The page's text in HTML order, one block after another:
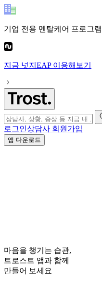
기업 전용 멘탈케어 프로그램
지금 넛지EAP이용해보기
로그인상담사 회원가입
앱 다운로드
마음을 챙기는 습관,
트로스트 앱과 함께
만들어 보세요